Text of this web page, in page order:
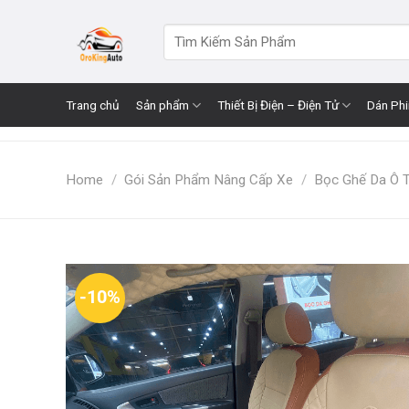
for:
Trang chủ Sản phẩm Thiết Bị Điện – Điện Tử Dán
Home / Gói Sản Phẩm Nâng Cấp Xe / Bọc Ghế Da Ô
-10%